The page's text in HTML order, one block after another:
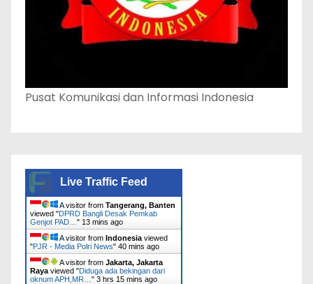
Pusat Komunikasi dan Informasi Indonesia
Live Traffic Feed
A visitor from Tangerang, Banten
viewed "DPRD Bangli Desak Pemkab
Genjot PAD… " 13 mins ago
A visitor from Indonesia viewed
"PJR - Media Polri News" 40 mins ago
A visitor from Jakarta, Jakarta
Raya viewed "Diduga ada bekingan dari
oknum APH,MR… " 3 hrs 15 mins ago